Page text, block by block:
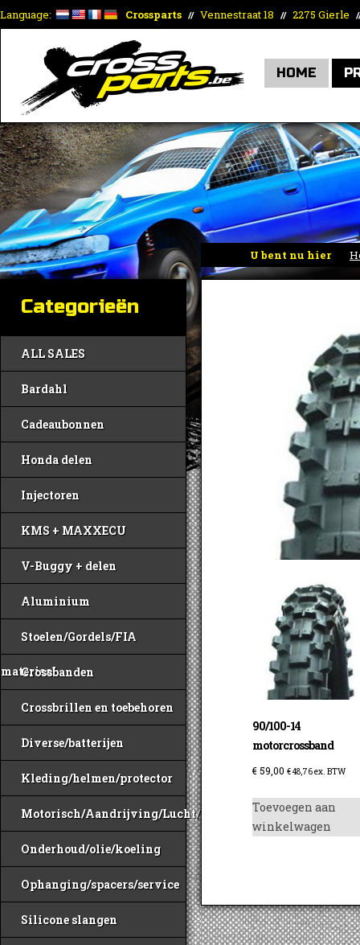
Language: Crossparts // Vennestraat 18 // 2275 Gierle
HOME
U bent nu hier
Categorieën
ALL SALES
Bardahl
Cadeaubonnen
Honda delen
Injectoren
KMS + MAXXECU
V-Buggy + delen
Aluminium
Stoelen/Gordels/FIA
materiaal
Crossbanden
Crossbrillen en toebehoren
Diverse/batterijen
Kleding/helmen/protector
Motorisch/Aandrijving/Lucht/Benzine
Onderhoud/olie/koeling
Ophanging/spacers/service
Silicone slangen
90/100-14
motorcrossband
€ 59,00 €48,76ex. BTW
Toevoegen aan
winkelwagen